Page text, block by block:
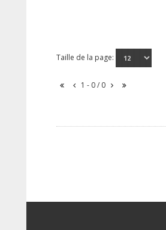
Taille de la page:
1 - 0 / 0